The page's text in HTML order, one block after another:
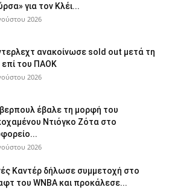
για τον Κλέι...
2026
ανακοίνωσε sold out μετά τη
επί του ΠΑΟΚ
2026
έβαλε τη μορφή του
Ντιόγκο Ζότα στο
2026
Καντέρ δήλωσε συμμετοχή στο
του WNBA και προκάλεσε...